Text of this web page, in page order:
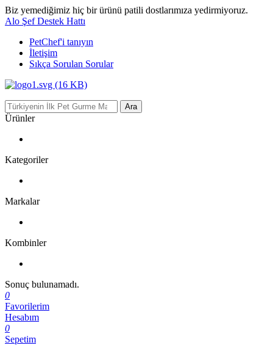
Biz yemediğimiz hiç bir ürünü patili dostlarımıza yedirmiyoruz.
Alo Şef Destek Hattı
PetChef'i tanıyın
İletişim
Sıkça Sorulan Sorular
Ara
Ürünler
Kategoriler
Markalar
Kombinler
Sonuç bulunamadı.
0
Favorilerim
Hesabım
0
Sepetim